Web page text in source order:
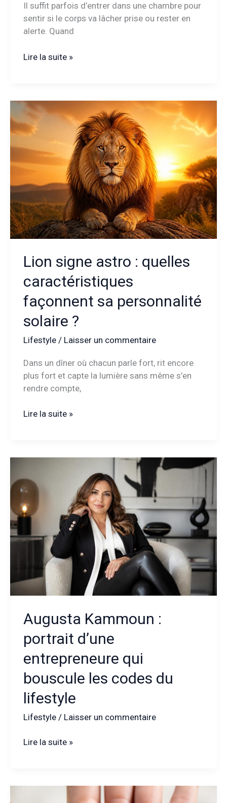
Il suffit parfois d’entrer dans une chambre pour
sentir si le corps va lâcher prise ou rester en
alerte. Quand
Feng
aménager
son
espace
sommeil
profondément
apaisé
Lire la suite »
Lion signe astro : quelles
caractéristiques
façonnent sa personnalité
solaire ?
Lifestyle/ Laisser un commentaire
Dans un dîner où chacun parle fort, rit encore
plus fort et capte la lumière sans même s’en
rendre compte,
Lion
caractéristiques
façonnent
sa
personnalité
?
Lire la suite »
Augusta Kammoun :
portrait d’une
entrepreneure qui
bouscule les codes du
lifestyle
Lifestyle/ Laisser un commentaire
Augusta
Lire la suite »